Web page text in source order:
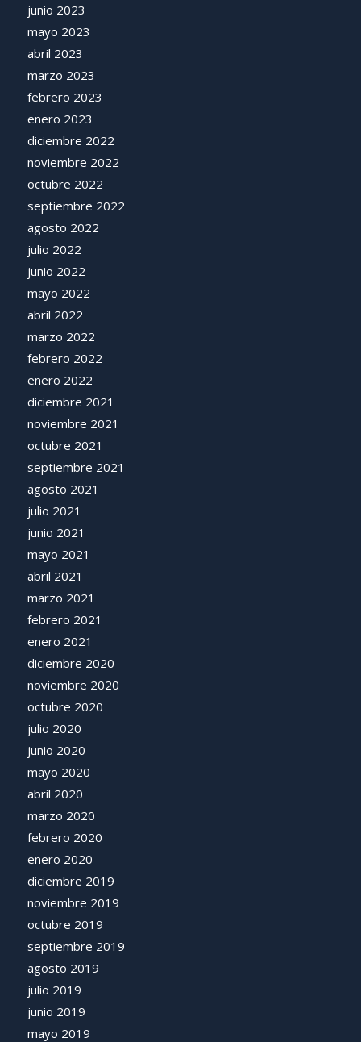
junio 2023
mayo 2023
abril 2023
marzo 2023
febrero 2023
enero 2023
diciembre 2022
noviembre 2022
octubre 2022
septiembre 2022
agosto 2022
julio 2022
junio 2022
mayo 2022
abril 2022
marzo 2022
febrero 2022
enero 2022
diciembre 2021
noviembre 2021
octubre 2021
septiembre 2021
agosto 2021
julio 2021
junio 2021
mayo 2021
abril 2021
marzo 2021
febrero 2021
enero 2021
diciembre 2020
noviembre 2020
octubre 2020
julio 2020
junio 2020
mayo 2020
abril 2020
marzo 2020
febrero 2020
enero 2020
diciembre 2019
noviembre 2019
octubre 2019
septiembre 2019
agosto 2019
julio 2019
junio 2019
mayo 2019